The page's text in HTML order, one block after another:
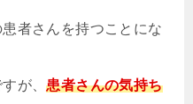
者さんを持つことにな
が、患者さんの気持ち